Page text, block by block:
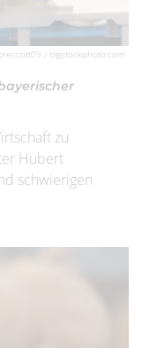
/ bigstockphoto.com
zu
Hubert
schwierigen